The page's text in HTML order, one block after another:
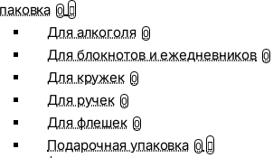
0
Для алкоголя 0
Для блокнотов и ежедневников 0
Для кружек 0
Для ручек 0
Для флешек 0
Подарочная упаковка 0